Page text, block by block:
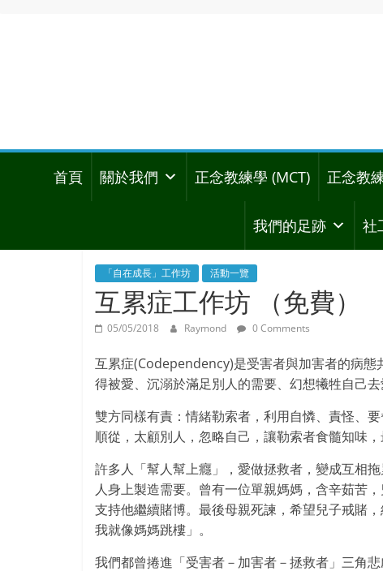
首頁 關於我們 正念教練學 (MCT) 正念教
我們的足跡 社
「自在成長」工作坊 活動一覽
互累症工作坊 （免費）
05/05/2018 Raymond 0 Comments
互累症(Codependency)是受害者與加害者的病態
得被愛、 沉溺於滿足別人的需要、幻想犧牲自己去
雙方同樣有責：情緒勒索者，利用自憐、責怪、
順從，太顧別人，忽略自己 ，讓勒索者食髓知味，
許多人「幫人幫上癮」，愛做拯救者，變成互相
人身上製造需要。曾有一位單親媽媽，含辛茹苦
支持他繼續賭博。最後母親死諫， 希望兒子戒賭
我就像媽媽跳樓」。
我們都曾捲進「受害者－加害者－拯救者」三角